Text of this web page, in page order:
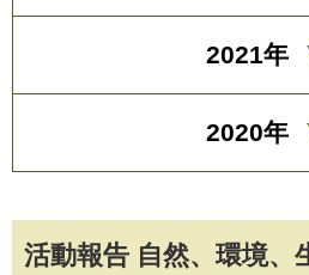
活動報告 自然、環境、
2021年
2020年